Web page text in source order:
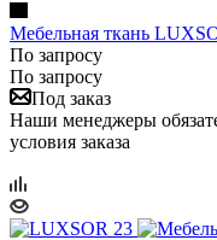
Мебельная ткань
По запросу
По запросу
Под заказ
Наши менеджеры
условия заказа